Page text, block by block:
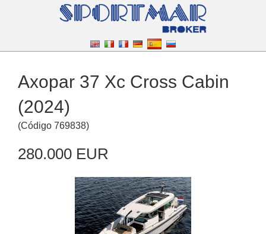
Axopar 37 Xc Cross Cabin
(2024)
(Código 769838)
280.000 EUR